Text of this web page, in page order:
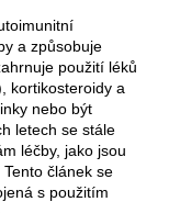
a způsobuje
použití léků
kortikosteroidy a
nebo být
letech se stále
léčby, jako jsou
článek se
s použitím